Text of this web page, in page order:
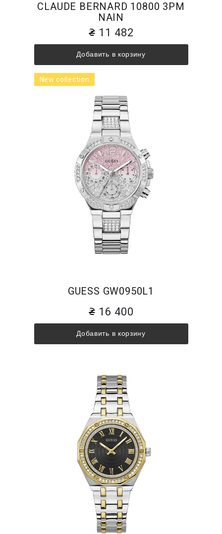
CLAUDE BERNARD 10800 3PM
NAIN
11 482
Добавить в корзину
GUESS GW0950L1
16 400
Добавить в корзину
New collection